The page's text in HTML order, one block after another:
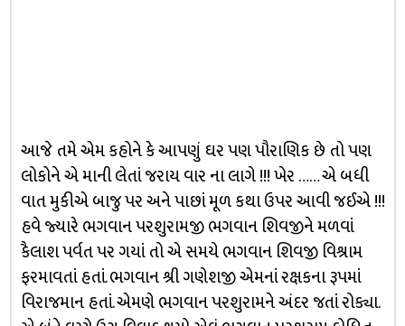
આજે તમે એમ કહોને કે આપણું ઘર પણ પૌરાણિક છે તો પણ
લોકોને એ માની લેતાં જરાય વાર ના લાગે !!! ખેર …… એ બધી
વાત મુકીએ બાજુ પર અને પાછાં મૂળ કથા ઉપર આવી જઈએ !!!
હવે જ્યારે ભગવાન પરશુરામજી ભગવાન શિવજીને મળવાં
કૈલાશ પર્વત પર ગયાં તો એ સમયે ભગવાન શિવજી વિશ્રામ
ફરમાવતાં હતાં. ભગવાન શ્રી ગણેશજી એમનાં રક્ષકના રૂપમાં
વિરાજમાન હતાં. એમણે ભગવાન પરશુરામને અંદર જતાં રોક્યા.